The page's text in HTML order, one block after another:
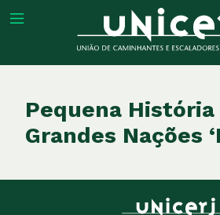
Pequena História
Grandes Nações